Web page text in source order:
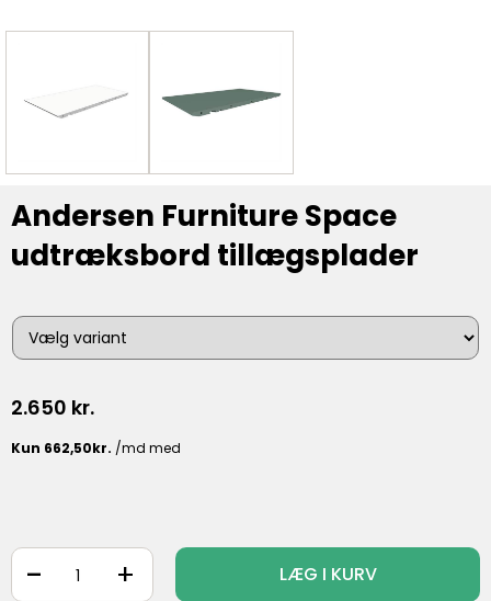
Andersen Furniture Space
udtræksbord tillægsplader
2.650 kr.
+
- LÆG I KURV